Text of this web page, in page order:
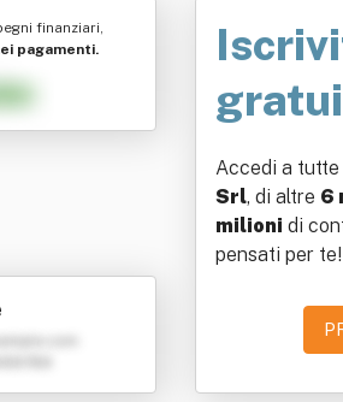
finanziari,
pagamenti.
Accedi a
Srl, di altre 6
milioni di
pensati per te!